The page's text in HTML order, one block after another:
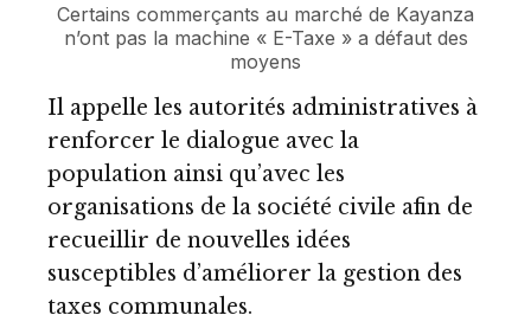
Certains commerçants au marché de Kayanza
n’ont pas la machine « E-Taxe » a défaut des
moyens
Il appelle les autorités administratives à
renforcer le dialogue avec la
population ainsi qu’avec les
organisations de la société civile afin de
recueillir de nouvelles idées
susceptibles d’améliorer la gestion des
taxes communales.